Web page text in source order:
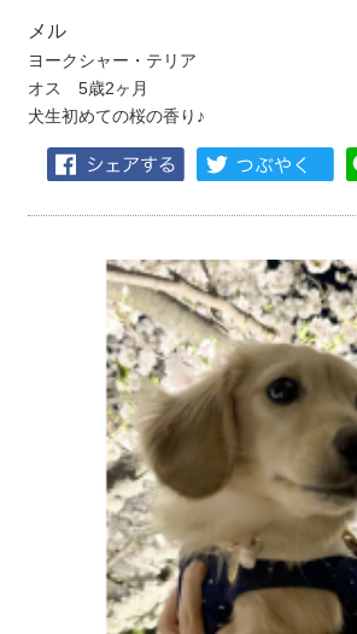
メル
ヨークシャー・テリア
オス 5歳2ヶ月
犬生初めての桜の香り♪